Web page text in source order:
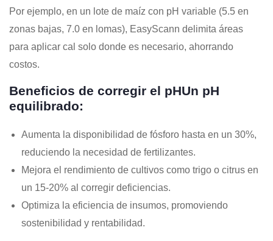
Por ejemplo, en un lote de maíz con pH variable (5.5 en
zonas bajas, 7.0 en lomas), EasyScann delimita áreas
para aplicar cal solo donde es necesario, ahorrando
costos.
Beneficios de corregir el pHUn pH
equilibrado:
Aumenta la disponibilidad de fósforo hasta en un 30%,
reduciendo la necesidad de fertilizantes.
Mejora el rendimiento de cultivos como trigo o citrus en
un 15-20% al corregir deficiencias.
Optimiza la eficiencia de insumos, promoviendo
sostenibilidad y rentabilidad.